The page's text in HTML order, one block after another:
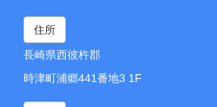
住所
長崎県西彼杵郡
時津町浦郷441番地3 1F